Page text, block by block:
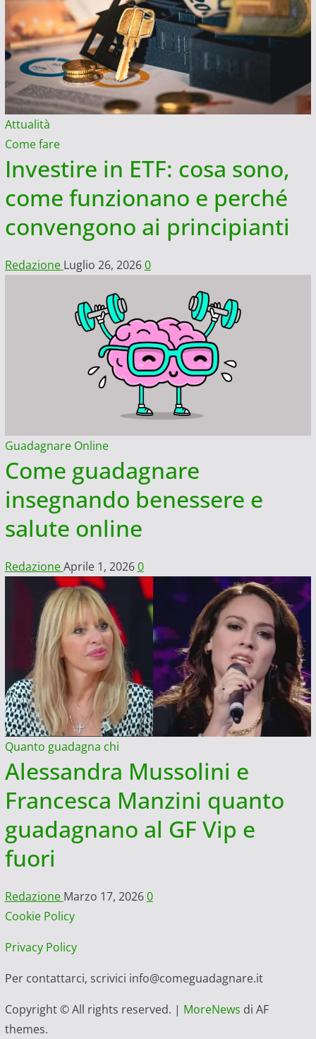
Attualità
Come fare
Investire in ETF: cosa sono,
come funzionano e perché
convengono ai principianti
Redazione Luglio 26, 20260
Guadagnare Online
Come guadagnare
insegnando benessere e
salute online
RedazioneAprile 1, 20260
Quanto guadagna chi
Alessandra Mussolini e
Francesca Manzini quanto
guadagnano al GF Vip e
fuori
Redazione Marzo 17, 20260
Cookie Policy
Privacy Policy
Per contattarci, scrivici info@comeguadagnare.it
Copyright © All rights reserved. | MoreNews di AF
themes.